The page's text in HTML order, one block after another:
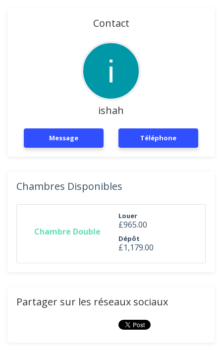
Contact
ishah
Message Téléphone
Chambres Disponibles
Chambre Double
Louer
£965.00
Dépôt
£1,179.00
Partager sur les réseaux sociaux